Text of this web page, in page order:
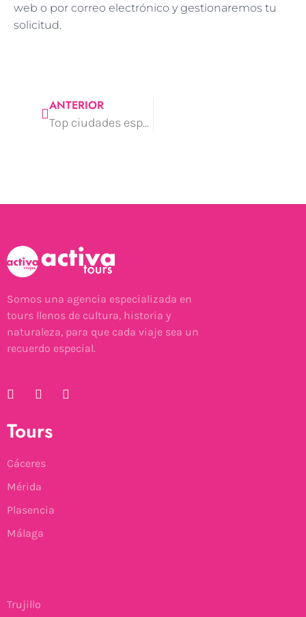
web o por correo electrónico y gestionaremos tu
solicitud.
ANTERIOR
Top ciudades españolas para viajes culturales inolvidables
Somos una agencia especializada en
tours llenos de cultura, historia y
naturaleza, para que cada viaje sea un
recuerdo especial.
Tours
Cáceres
Mérida
Plasencia
Málaga
Trujillo